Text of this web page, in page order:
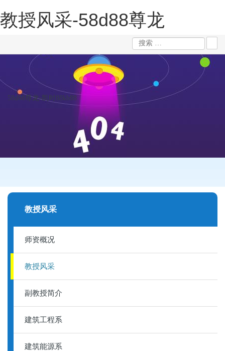
教授风采-58d88尊龙
58d88尊龙-凯时88kb88
教授风采
师资概况
教授风采
副教授简介
建筑工程系
建筑能源系